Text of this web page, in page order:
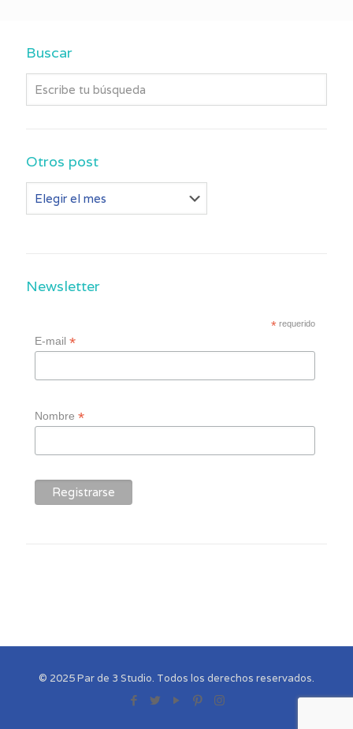
Buscar
Otros post
post
Newsletter
* requerido
E-mail*
Nombre*
© 2025 Par de 3 Studio. Todos los derechos reservados.